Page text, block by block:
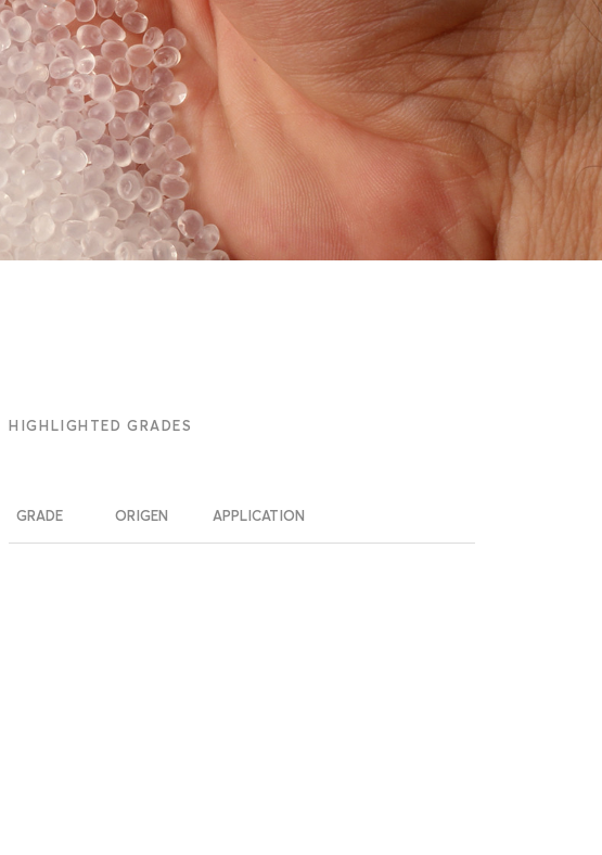
HIGHLIGHTED GRADES
GRADE ORIGEN APPLICATION